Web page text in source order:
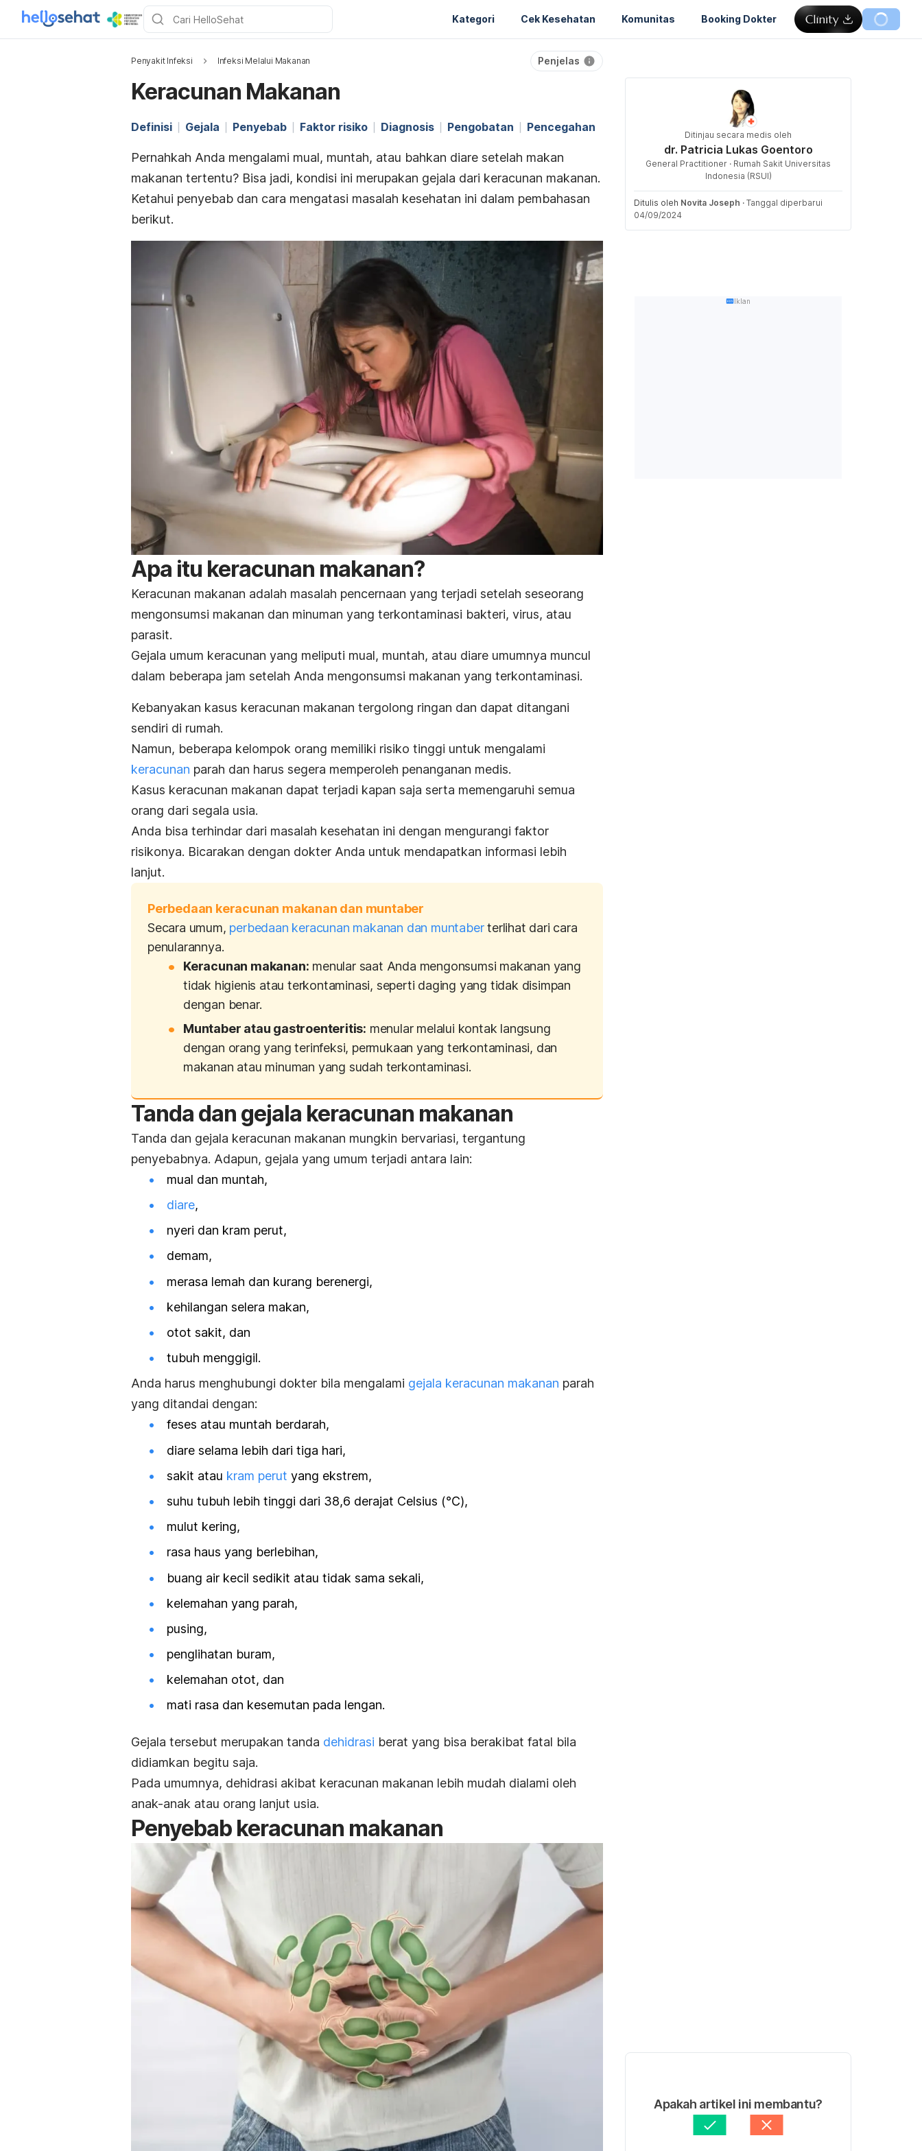
Kategori Cek Kesehatan Komunitas Booking Dokter
Penyakit Infeksi Infeksi Melalui Makanan Penjelas
Keracunan Makanan
Definisi Gejala Penyebab Faktor risiko Diagnosis Pengobatan Pencegahan
Pernahkah Anda mengalami mual, muntah, atau bahkan diare setelah makan
makanan tertentu? Bisa jadi, kondisi ini merupakan gejala dari keracunan makanan.
Ketahui penyebab dan cara mengatasi masalah kesehatan ini dalam pembahasan
berikut.
Apa itu keracunan makanan?
Keracunan makanan adalah masalah pencernaan yang terjadi setelah seseorang
mengonsumsi makanan dan minuman yang terkontaminasi bakteri, virus, atau
parasit.
Gejala umum keracunan yang meliputi mual, muntah, atau diare umumnya muncul
dalam beberapa jam setelah Anda mengonsumsi makanan yang terkontaminasi.
Kebanyakan kasus keracunan makanan tergolong ringan dan dapat ditangani
sendiri di rumah.
Namun, beberapa kelompok orang memiliki risiko tinggi untuk mengalami
keracunan parah dan harus segera memperoleh penanganan medis.
Kasus keracunan makanan dapat terjadi kapan saja serta memengaruhi semua
orang dari segala usia.
Anda bisa terhindar dari masalah kesehatan ini dengan mengurangi faktor
risikonya. Bicarakan dengan dokter Anda untuk mendapatkan informasi lebih
lanjut.
Perbedaan keracunan makanan dan muntaber
Secara umum, perbedaan keracunan makanan dan muntaberterlihat dari cara
penularannya.
Keracunan makanan: menular saat Anda mengonsumsi makanan yang
tidak higienis atau terkontaminasi, seperti daging yang tidak disimpan
dengan benar.
Muntaber atau gastroenteritis: menular melalui kontak langsung
dengan orang yang terinfeksi, permukaan yang terkontaminasi, dan
makanan atau minuman yang sudah terkontaminasi.
Tanda dan gejala keracunan makanan
Tanda dan gejala keracunan makanan mungkin bervariasi, tergantung
penyebabnya. Adapun, gejala yang umum terjadi antara lain:
mual dan muntah,
diare,
nyeri dan kram perut,
demam,
merasa lemah dan kurang berenergi,
kehilangan selera makan,
otot sakit, dan
tubuh menggigil.
Anda harus menghubungi dokter bila mengalami gejala keracunan makanan parah
yang ditandai dengan:
feses atau muntah berdarah,
diare selama lebih dari tiga hari,
sakit atau kram perut yang ekstrem,
suhu tubuh lebih tinggi dari 38,6 derajat Celsius (℃),
mulut kering,
rasa haus yang berlebihan,
buang air kecil sedikit atau tidak sama sekali,
kelemahan yang parah,
pusing,
penglihatan buram,
kelemahan otot, dan
mati rasa dan kesemutan pada lengan.
Gejala tersebut merupakan tanda dehidrasi berat yang bisa berakibat fatal bila
didiamkan begitu saja.
Pada umumnya, dehidrasi akibat keracunan makanan lebih mudah dialami oleh
anak-anak atau orang lanjut usia.
Penyebab keracunan makanan
Ditinjau secara medis oleh
dr. Patricia Lukas Goentoro
General Practitioner · Rumah Sakit Universitas
Indonesia (RSUI)
Ditulis oleh Novita Joseph · Tanggal diperbarui
04/09/2024
Iklan
Apakah artikel ini membantu?